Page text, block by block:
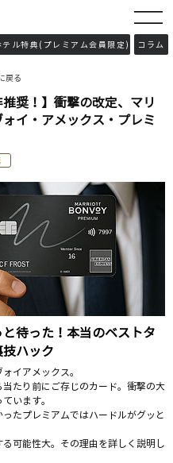
テル特典(プレミアム会員限定) コラム
戻る
推奨！】衝撃の改定、マリ
イ・アメックス・プレミ
待った！本当のベストタ
技ハック
イアメックス。
当たり前にご存じのカード。衝撃の大
います。
たプレミアムではハードルがグッと
可能性大。その理由を詳しく説明し